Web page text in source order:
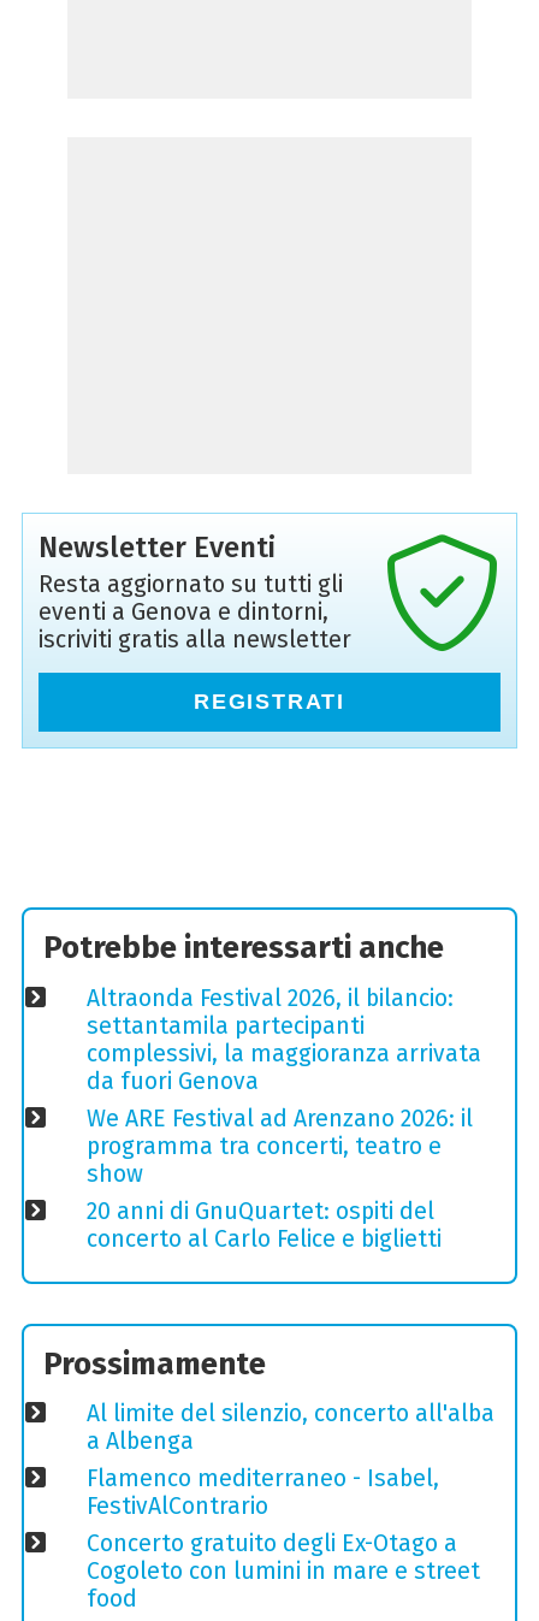
Newsletter Eventi
Resta aggiornato su tutti gli
eventi a Genova e dintorni,
iscriviti gratis alla newsletter
REGISTRATI
Potrebbe interessarti anche
Altraonda Festival 2026, il bilancio:
settantamila partecipanti
complessivi, la maggioranza arrivata
da fuori Genova
We ARE Festival ad Arenzano 2026: il
programma tra concerti, teatro e
show
20 anni di GnuQuartet: ospiti del
concerto al Carlo Felice e biglietti
Prossimamente
Al limite del silenzio, concerto all'alba
a Albenga
Flamenco mediterraneo - Isabel,
FestivAlContrario
Concerto gratuito degli Ex-Otago a
Cogoleto con lumini in mare e street
food